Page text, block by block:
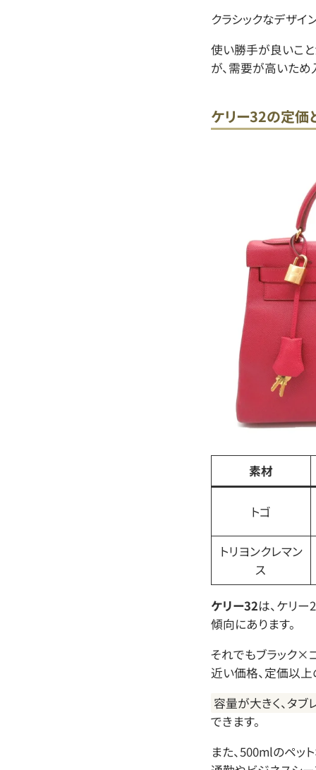
クラシックなデザイ
使い勝手が良いこ
が、需要が高いた
ケリー32の定価
素材
トゴ
トリヨンクレマン
ス
ケリー32は、ケリ
傾向にあります。
それでもブラック×
近い価格、定価以上
容量が大きく、タブ
できます。
また、500mlのペッ